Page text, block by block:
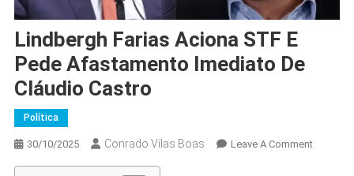
Lindbergh Farias Aciona STF E
Pede Afastamento Imediato De
Cláudio Castro
Política
30/10/2025 Conrado Vilas Boas Leave A CommentOn